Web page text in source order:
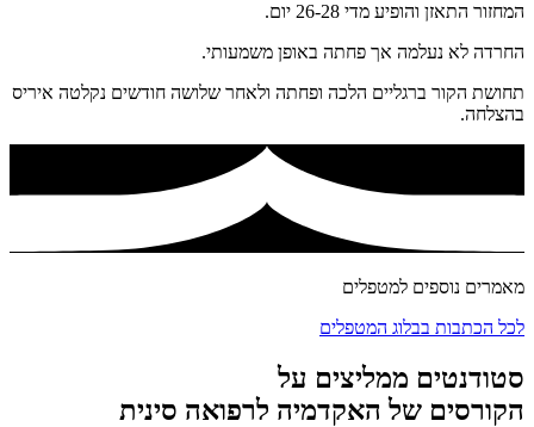
המחזור התאזן והופיע מדי 26-28 יום.
החרדה לא נעלמה אך פחתה באופן משמעותי.
תחושת הקור ברגליים הלכה ופחתה ולאחר שלושה חודשים נקלטה איריס
בהצלחה.
מאמרים נוספים למטפלים
לכל הכתבות בבלוג המטפלים
סטודנטים ממליצים על
הקורסים של האקדמיה לרפואה סינית